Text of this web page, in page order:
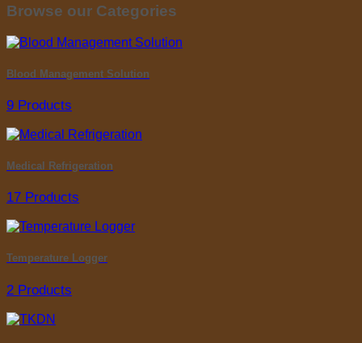
Browse our Categories
Blood Management Solution
9 Products
Medical Refrigeration
17 Products
Temperature Logger
2 Products